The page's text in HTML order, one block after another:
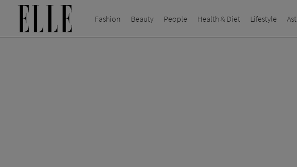
Fashion Beauty People Health & Diet Lifestyle